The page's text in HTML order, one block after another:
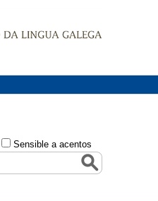
Sensible a acentos